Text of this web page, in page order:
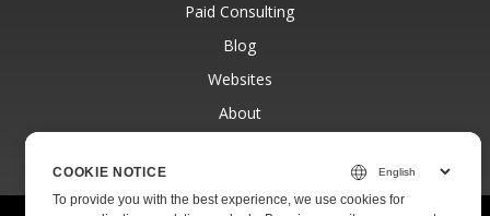
Paid Consulting
Blog
Websites
About
COOKIE NOTICE
To provide you with the best experience, we use cookies for